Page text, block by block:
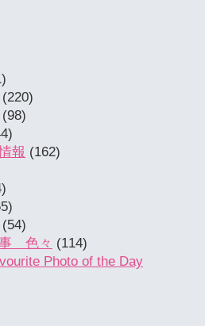
(220)
(98)
報 (162)
(54)
事 色々 (114)
Photo of the Day